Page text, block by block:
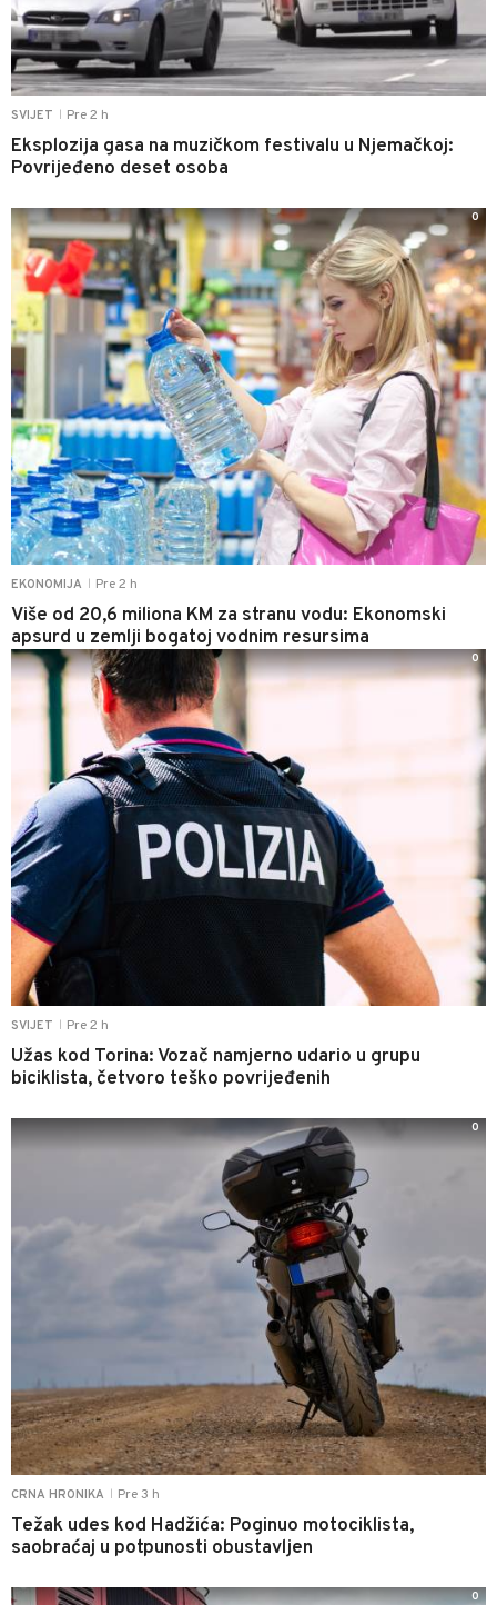
SVIJET Pre 2 h
Eksplozija gasa na muzičkom festivalu u Njemačkoj:
Povrijeđeno deset osoba
EKONOMIJA Pre 2 h
Više od 20,6 miliona KM za stranu vodu: Ekonomski
apsurd u zemlji bogatoj vodnim resursima
0
SVIJET Pre 2 h
Užas kod Torina: Vozač namjerno udario u grupu
biciklista, četvoro teško povrijeđenih
0
CRNA HRONIKA Pre 3 h
Težak udes kod Hadžića: Poginuo motociklista,
saobraćaj u potpunosti obustavljen
0
0